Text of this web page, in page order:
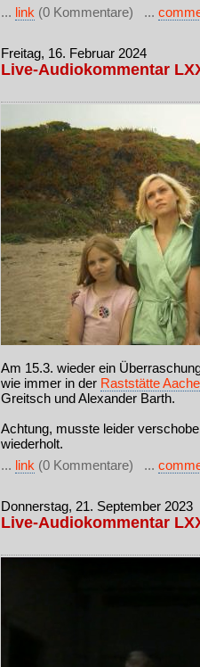
... link (0 Kommentare) ...
Freitag, 16. Februar 2024
Live-Audiokommentar
Am 15.3. wieder ein
wie immer in der Raststätte
Greitsch und Alexander Barth.
Achtung, musste leider
wiederholt.
... link (0 Kommentare) ...
Donnerstag, 21. September 2023
Live-Audiokommentar